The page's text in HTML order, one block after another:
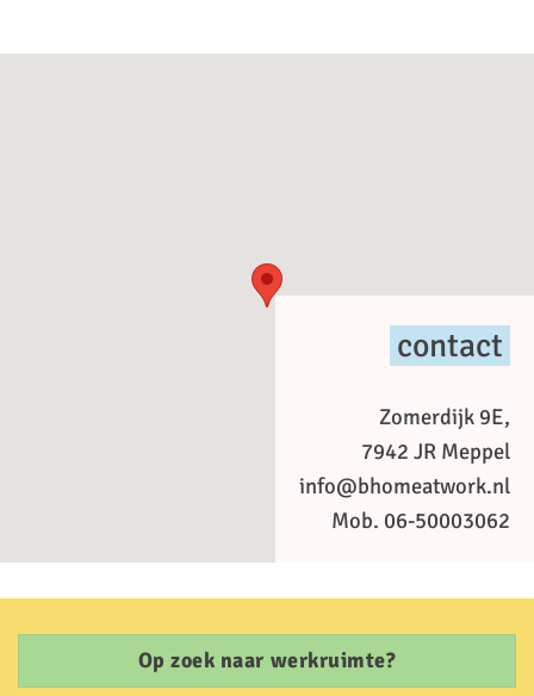
contact
Zomerdijk 9E,
7942 JR Meppel
info@bhomeatwork.nl
Mob. 06-50003062
Op zoek naar werkruimte?